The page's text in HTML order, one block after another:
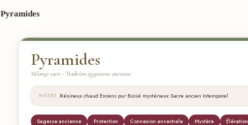
Pyramides
Pyramides
Mélange sacre - Tradition égyptienne ancienne
NOTES Résineux chaud Encens pur· Boisé mystérieux·Sacre ancien Intemporel
Sagesse ancienne Protection Connexion ancestrale Mystère Élévation